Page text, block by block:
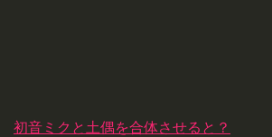
初音ミクと土偶を合体させると？